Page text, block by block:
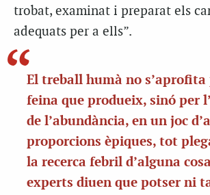
trobat, examinat i preparat els
adequats per a ells”.
El treball humà no s’aprofita
feina que produeix, sinó per
de l’abundància, en un joc
proporcions èpiques, tot
la recerca febril d’alguna
experts diuen que potser ni